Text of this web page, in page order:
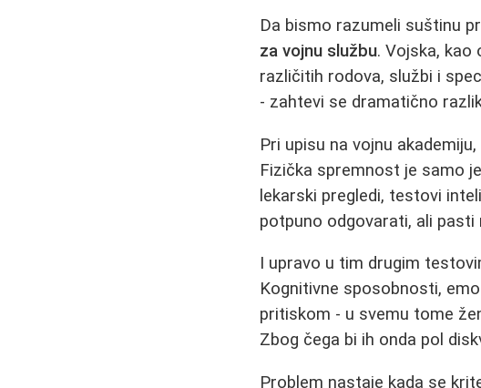
Da bismo razumeli suštinu
za vojnu službu. Vojska, kao
različitih rodova, službi i
- zahtevi se dramatično
Pri upisu na vojnu akademiju,
Fizička spremnost je samo
lekarski pregledi, testovi
potpuno odgovarati, ali
I upravo u tim drugim
Kognitivne sposobnosti,
pritiskom - u svemu tome
Zbog čega bi ih onda pol
Problem nastaje kada se